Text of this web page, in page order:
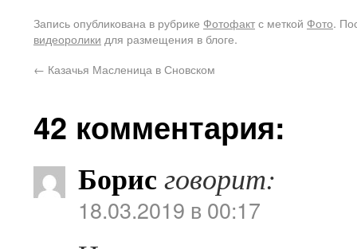
Запись опубликована в рубрике Фотофактс меткой Фото.
видеоролики для размещения в блоге.
← Казачья Масленица в Сновском
42 комментария:
Борис говорит:
18.03.2019 в 00:17